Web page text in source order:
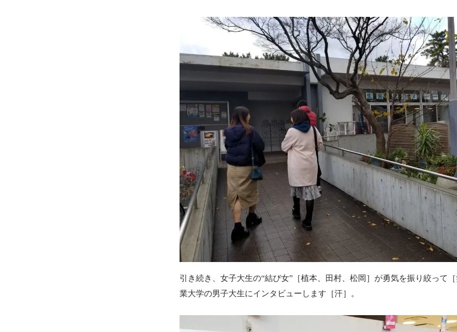
引き続き、女子大生の“結び女” ［植本、田村、松岡 ］ が勇気を振り絞って
業大学の男子大生にインタビューします［汗］。